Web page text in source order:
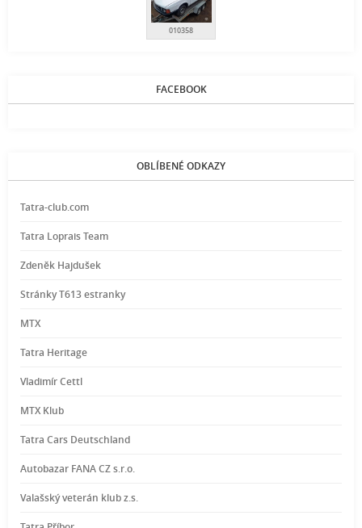
010358
FACEBOOK
OBLÍBENÉ ODKAZY
Tatra-club.com
Tatra Loprais Team
Zdeněk Hajdušek
Stránky T613 estranky
MTX
Tatra Heritage
Vladimír Cettl
MTX Klub
Tatra Cars Deutschland
Autobazar FANA CZ s.r.o.
Valašský veterán klub z.s.